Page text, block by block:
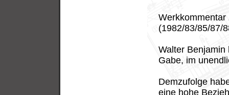
(1982/83/85/87/
Walter Benjamin
Gabe, im
Demzufolge
eine hohe